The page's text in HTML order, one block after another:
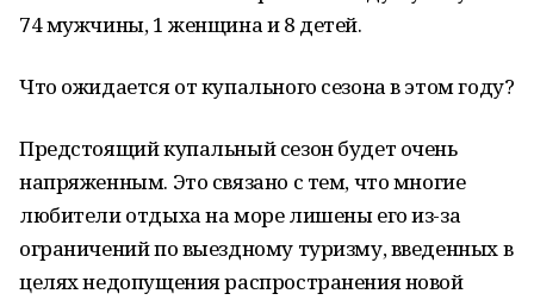
74 мужчины, 1 женщина и 8 детей.
Что ожидается от купального сезона в этом году?
Предстоящий купальный сезон будет очень
напряженным. Это связано с тем, что многие
любители отдыха на море лишены его из-за
ограничений по выездному туризму, введенных в
целях недопущения распространения новой